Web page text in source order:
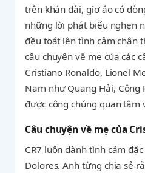
trên khán đài, giơ áo có
những lời phát biểu nghẹn
đều toát lên tình cảm chân
câu chuyện về mẹ của các
Cristiano Ronaldo, Lionel
Nam như Quang Hải, Công
được công chúng quan tâm
Câu chuyện về mẹ của
CR7 luôn dành tình cảm
Dolores. Anh từng chia sẻ